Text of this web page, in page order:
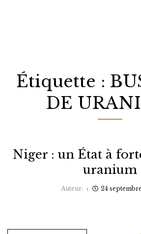
Étiquette :
DE
Niger : un État à
uranium
Auteur: 24